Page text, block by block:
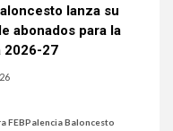
lanza su
abonados para la
2026-27
FEBPalencia Baloncesto